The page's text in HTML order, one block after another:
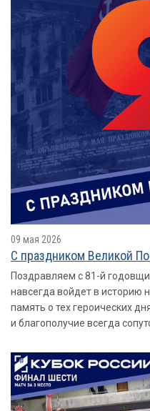
09 мая 2026
С праздником Великой
Поздравляем с 81-й
навсегда войдет в историю
память о тех героических
и благополучие всегда